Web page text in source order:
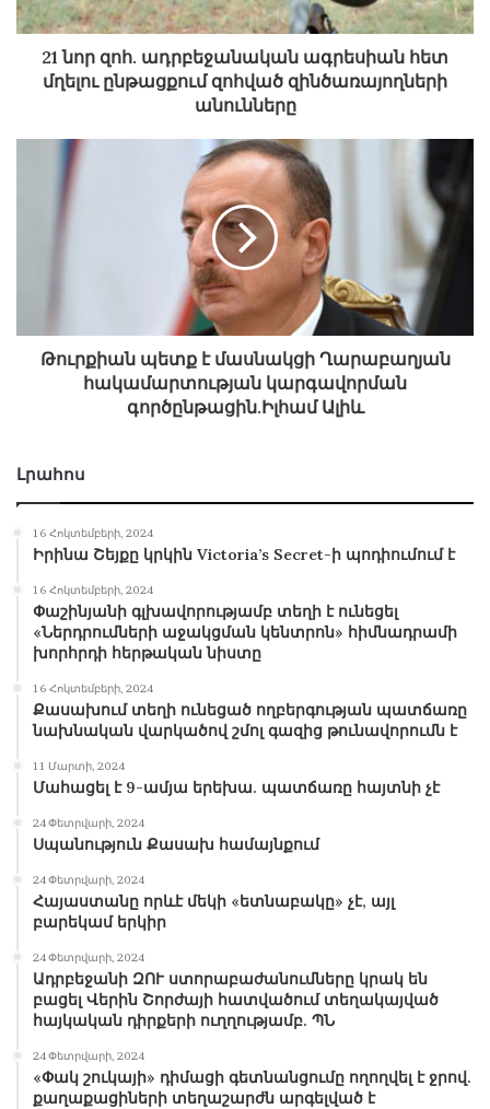
21 նոր զոհ. ադրբեջանական ագրեսիան հետ
մղելու ընթացքում զոհված զինծառայողների
անունները
Թուրքիան պետք է մասնակցի Ղարաբաղյան
հակամարտության կարգավորման
գործընթացին.Իլհամ Ալիև
Լրահոս
16 Հոկտեմբերի, 2024
Իրինա Շեյքը կրկին Victoria’s Secret-ի պոդիումում է
16 Հոկտեմբերի, 2024
Փաշինյանի գլխավորությամբ տեղի է ունեցել
«Ներդրումների աջակցման կենտրոն» հիմնադրամի
խորհրդի հերթական նիստը
16 Հոկտեմբերի, 2024
Քասախում տեղի ունեցած ողբերգության պատճառը
նախնական վարկածով շմոլ գազից թունավորումն է
11 Մարտի, 2024
Մահացել է 9-ամյա երեխա. պատճառը հայտնի չէ
24 Փետրվարի, 2024
Սպանություն Քասախ համայնքում
24 Փետրվարի, 2024
Հայաստանը որևէ մեկի «ետնաբակը» չէ, այլ
բարեկամ երկիր
24 Փետրվարի, 2024
Ադրբեջանի ԶՈՒ ստորաբաժանումները կրակ են
բացել Վերին Շորժայի հատվածում տեղակայված
հայկական դիրքերի ուղղությամբ. ՊՆ
24 Փետրվարի, 2024
«Փակ շուկայի» դիմացի գետնանցումը ողողվել է ջրով.
քաղաքացիների տեղաշարժն արգելված է